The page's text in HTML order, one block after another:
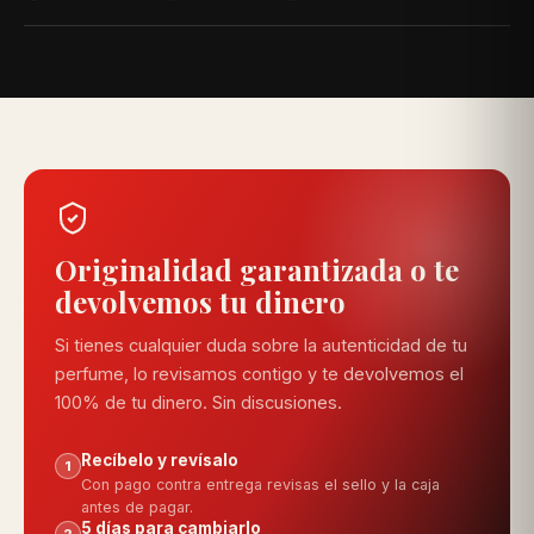
WhatsApp con tu número de pedido.
recomendamos las opciones que más se ajustan a ti.
Originalidad garantizada o te
devolvemos tu dinero
Si tienes cualquier duda sobre la autenticidad de tu
perfume, lo revisamos contigo y te devolvemos el
100% de tu dinero. Sin discusiones.
1 Recíbelo y revísalo
Con pago contra entrega revisas el sello y la caja
antes de pagar.
5 días para cambiarlo